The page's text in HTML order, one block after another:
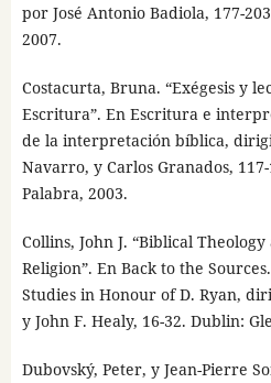
por José Antonio Badiola, 177-
2007.
Costacurta, Bruna. “Exégesis y
Escritura”. En Escritura e
de la interpretación bíblica,
Navarro, y Carlos Granados,
Palabra, 2003.
Collins, John J. “Biblical
Religion”. En Back to the
Studies in Honour of D. Ryan,
y John F. Healy, 16-32. Dublin:
Dubovský, Peter, y Jean-Pierre